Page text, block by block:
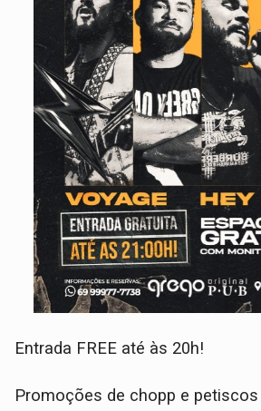
Entrada FREE até às 20h!
Promoções de chopp e petiscos